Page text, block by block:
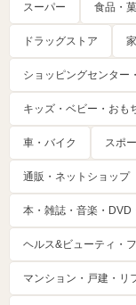
スーパー 食品・
ドラッグストア
ショッピングセンター
キッズ・ベビー・おも
車・バイク スポ
通販・ネットショップ
本・雑誌・音楽・DVD
ヘルス&ビューティ・
マンション・戸建・リ